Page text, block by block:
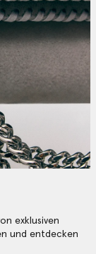
exklusiven
und entdecken